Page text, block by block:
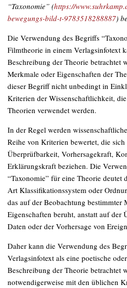
“Taxonomie” (https://
bewegungs-bild-t-9783518288887)
Die Verwendung des Begriffs
Filmtheorie in einem Verlagsinfotext
Beschreibung der Theorie betrachtet
Merkmale oder Eigenschaften der
dieser Begriff nicht unbedingt in
Kriterien der Wissenschaftlichkeit,
Theorien verwendet werden.
In der Regel werden
Reihe von Kriterien bewertet, die
Überprüfbarkeit, Vorhersagekraft,
Erklärungskraft beziehen. Die
“Taxonomie” für eine Theorie deutet
Art Klassifikationssystem oder
das auf der Beobachtung bestimmter
Eigenschaften beruht, anstatt auf der
Daten oder der Vorhersage von
Daher kann die Verwendung des
Verlagsinfotext als eine poetische
Beschreibung der Theorie betrachtet
notwendigerweise mit den üblichen